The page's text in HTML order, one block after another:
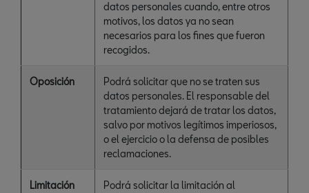
datos personales cuando, entre otros
motivos, los datos ya no sean
necesarios para los fines que fueron
recogidos.
Oposición
Podrá solicitar que no se traten sus
datos personales. El responsable del
tratamiento dejará de tratar los datos,
salvo por motivos legítimos imperiosos,
o el ejercicio o la defensa de posibles
reclamaciones.
Limitación
Podrá solicitar la limitación al